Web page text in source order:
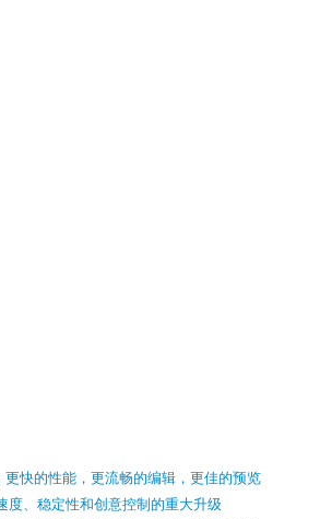
快的性能，更流畅的编辑，更佳的预览
度、稳定性和创意控制的重大升级